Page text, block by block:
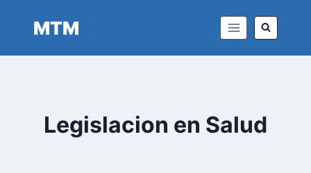
MTM
Legislacion en Salud